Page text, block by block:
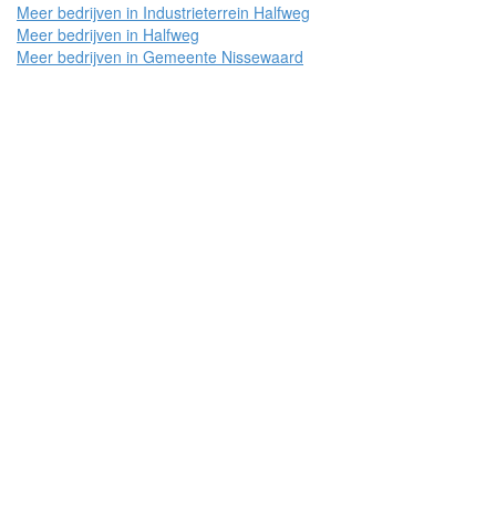
Meer bedrijven in Industrieterrein Halfweg
Meer bedrijven in Halfweg
Meer bedrijven in Gemeente Nissewaard